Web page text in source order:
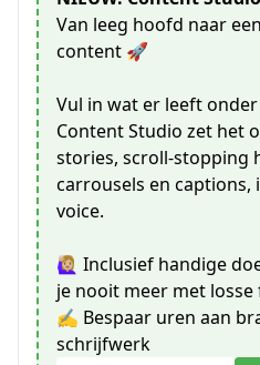
Van leeg hoofd naar
content 🚀
Vul in wat er leeft
Content Studio zet het
stories, scroll-stopping
carrousels en
voice.
🙋🏼‍♀️ Inclusief handige
je nooit meer met
✍️ Bespaar uren aan
schrijfwerk